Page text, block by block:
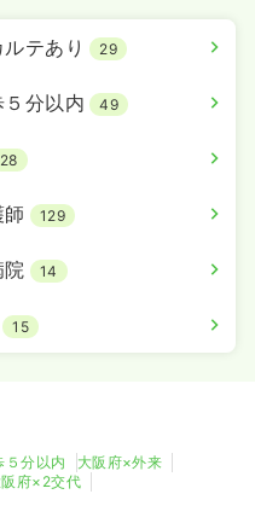
テあり 29
分以内 49
28
129
院 14
15
５分以内
大阪府×外来
阪府×2交代